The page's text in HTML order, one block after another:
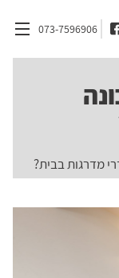
073-7596906
מדרגות בבית?